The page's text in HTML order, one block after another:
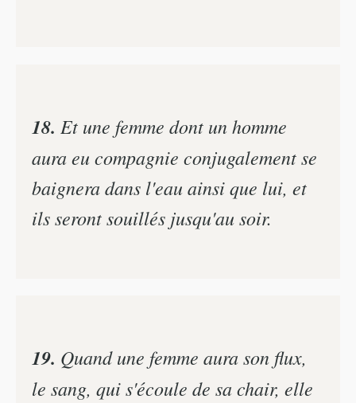
18. Et une femme dont un homme
aura eu compagnie conjugalement se
baignera dans l'eau ainsi que lui, et
ils seront souillés jusqu'au soir.
19. Quand une femme aura son flux,
le sang, qui s'écoule de sa chair, elle